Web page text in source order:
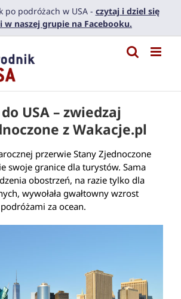
po podróżach w USA - czytaj i dziel się
w naszej grupie na Facebooku.
USA – zwiedzaj
z Wakacje.pl
przerwie Stany Zjednoczone
swoje granice dla turystów. Sama
obostrzeń, na razie tylko dla
wywołała gwałtowny wzrost
za ocean.